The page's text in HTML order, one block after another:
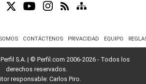
CONTÁCTENOS PRIVACIDAD EQUIPO
S.A. | © Perfil.com 2006-2026 - Todos los
derechos reservados.
responsable: Carlos Piro.